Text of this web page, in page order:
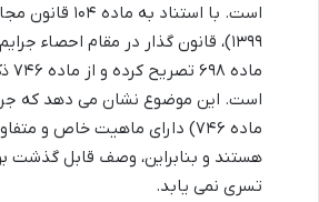
است. با استناد
۱۳۹۹)، قانون گذار در مقام احصاء
است. این موضوع نشان می دهد که
ماده ۷۴۶) دارای ماهیت خاص و
تسری نمی یابد.